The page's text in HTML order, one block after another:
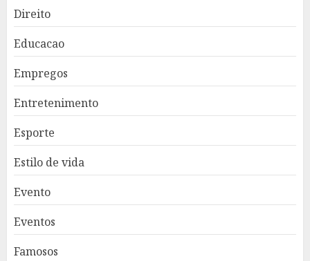
Direito
Educacao
Empregos
Entretenimento
Esporte
Estilo de vida
Evento
Eventos
Famosos